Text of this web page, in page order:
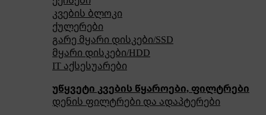
კვების ბლოკი
ქულერები
გარე მყარი დისკები/SSD
მყარი დისკები/HDD
IT აქსესუარები
უწყვეტი კვების წყაროები, ფილტრები
დენის ფილტრები და ადაპტერები